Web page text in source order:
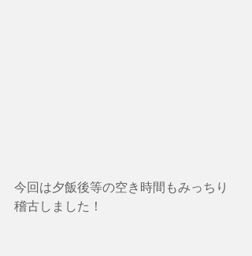
今回は夕飯後等の空き時間もみっちり
稽古しました！